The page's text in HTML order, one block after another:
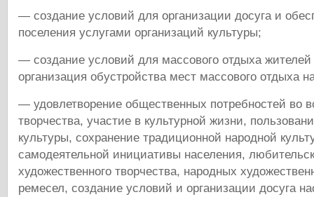
— создание условий для организации досуга и
поселения услугами организаций культуры;
— создание условий для массового отдыха жителей
организация обустройства мест массового отдыха
— удовлетворение общественных потребностей во
творчества, участие в культурной жизни,
культуры, сохранение традиционной народной
самодеятельной инициативы населения,
художественного творчества, народных
ремесел, создание условий и организации досуга